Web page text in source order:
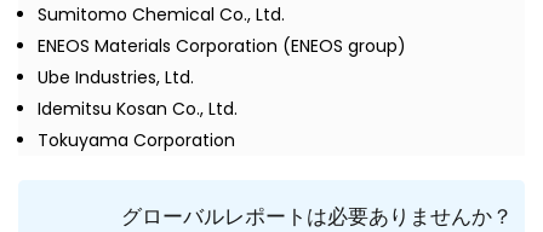
Sumitomo Chemical Co., Ltd.
ENEOS Materials Corporation (ENEOS group)
Ube Industries, Ltd.
Idemitsu Kosan Co., Ltd.
Tokuyama Corporation
グローバルレポートは必要ありませんか？